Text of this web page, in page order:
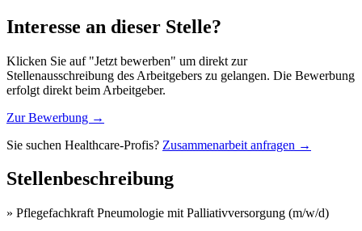
Interesse an dieser Stelle?
Klicken Sie auf "Jetzt bewerben" um direkt zur
Stellenausschreibung des Arbeitgebers zu gelangen. Die Bewerbung
erfolgt direkt beim Arbeitgeber.
Zur Bewerbung →
Sie suchen Healthcare-Profis? Zusammenarbeit anfragen →
Stellenbeschreibung
» Pflegefachkraft Pneumologie mit Palliativversorgung (m/w/d)